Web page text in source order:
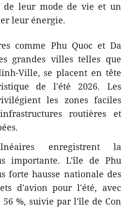
de leur mode de vie et un
leur énergie.​
comme Phu Quoc et Da
grandes villes telles que
Ville, se placent en tête
de l'été 2026. Les
les zones faciles
routières et
enregistrent la
importante. L'île de Phu
forte hausse nationale des
d'avion pour l'été, avec
%, suivie par l'île de Con